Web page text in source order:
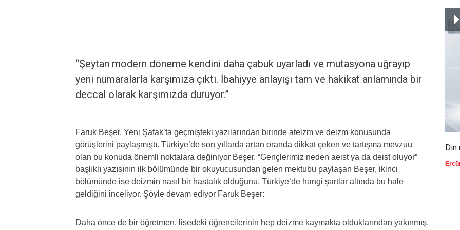
“Şeytan modern döneme kendini daha çabuk uyarladı ve mutasyona uğrayıp
yeni numaralarla karşımıza çıktı. İbahiyye anlayışı tam ve hakikat anlamında bir
deccal olarak karşımızda duruyor.”
Faruk Beşer, Yeni Şafak’ta geçmişteki yazılarından birinde ateizm ve deizm konusunda
görüşlerini paylaşmıştı. Türkiye’de son yıllarda artan oranda dikkat çeken ve tartışma mevzuu
olan bu konuda önemli noktalara değiniyor Beşer. “Gençlerimiz neden aeist ya da deist oluyor”
başlıklı yazısının ilk bölümünde bir okuyucusundan gelen mektubu paylaşan Beşer, ikinci
bölümünde ise deizmin nasıl bir hastalık olduğunu, Türkiye’de hangi şartlar altında bu hale
geldiğini inceliyor. Şöyle devam ediyor Faruk Beşer:
Daha önce de bir öğretmen, lisedeki öğrencilerinin hep deizme kaymakta olduklarından yakınmış,
Din